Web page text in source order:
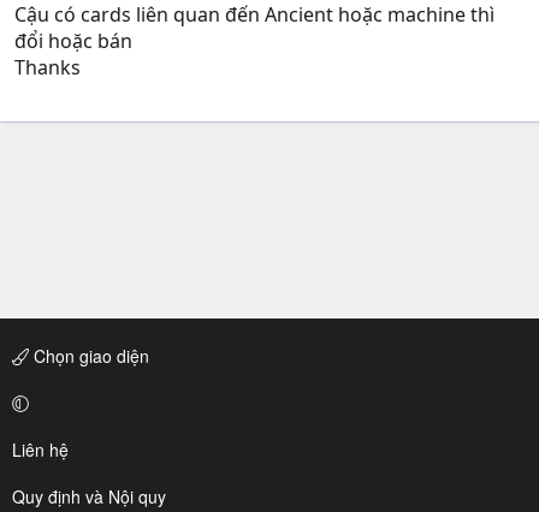
Cậu có cards liên quan đến Ancient hoặc machine thì
đổi hoặc bán
Thanks
Chọn giao diện
Liên hệ
Quy định và Nội quy